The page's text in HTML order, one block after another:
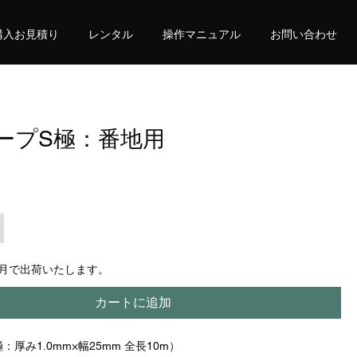
入お見積り レンタル 操作マニュアル お問い合わせ
プS極：番地用
で出荷いたします。
カートに追加
厚み1.0mm×幅25mm 全長10m）